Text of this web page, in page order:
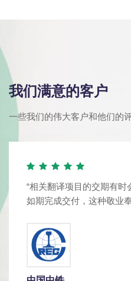
我们满意的客户
一些我们的伟大客户和他们的
“相关翻译项目的交期有时
如期完成交付，这种敬业